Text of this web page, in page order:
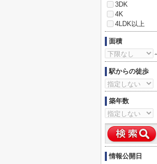
3DK
4K
4LDK以上
面積
駅からの徒歩
築年数
情報公開日